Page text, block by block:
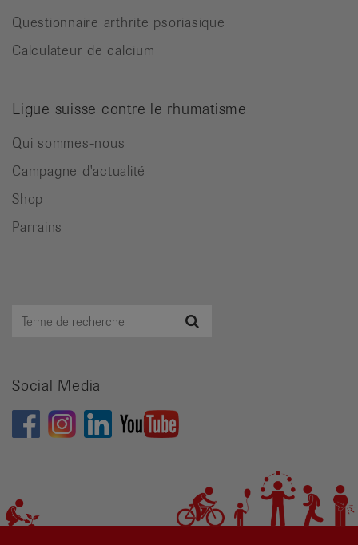
Questionnaire arthrite psoriasique
Calculateur de calcium
Ligue suisse contre le rhumatisme
Qui sommes-nous
Campagne d'actualité
Shop
Parrains
Terme
Social Media